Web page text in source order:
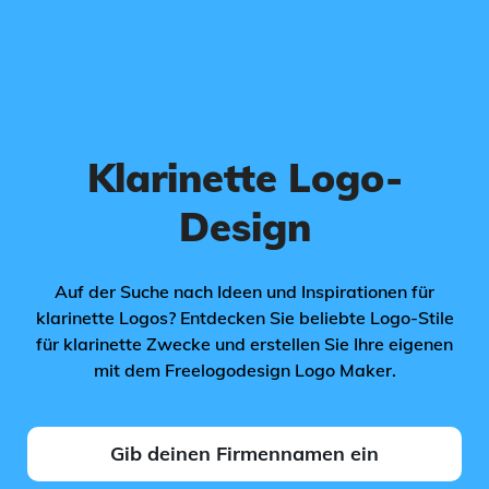
Klarinette Logo-
Design
Auf der Suche nach Ideen und Inspirationen für
klarinette Logos? Entdecken Sie beliebte Logo-Stile
für klarinette Zwecke und erstellen Sie Ihre eigenen
mit dem Freelogodesign Logo Maker.